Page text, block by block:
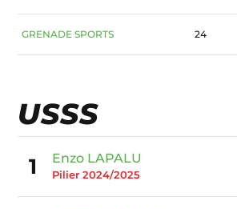
GRENADE SPORTS 24
USSS
1 Enzo LAPALU
Pilier 2024/2025